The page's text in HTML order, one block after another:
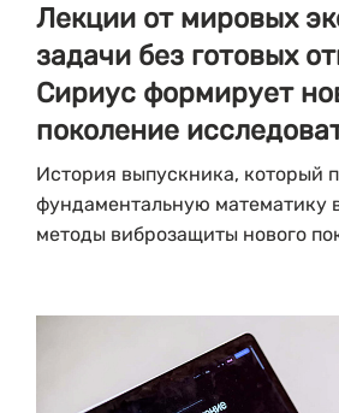
Лекции от мировых
задачи без готовых
Сириус формирует
поколение
История выпускника, который
фундаментальную математику
методы виброзащиты нового